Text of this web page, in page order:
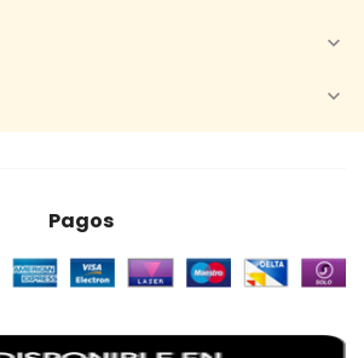


Pagos